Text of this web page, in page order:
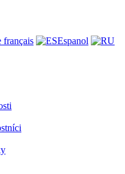
français
Espanol